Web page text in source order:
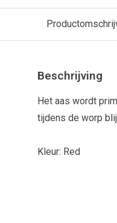
Beschrijving
Het aas wordt
tijdens de worp
Kleur: Red